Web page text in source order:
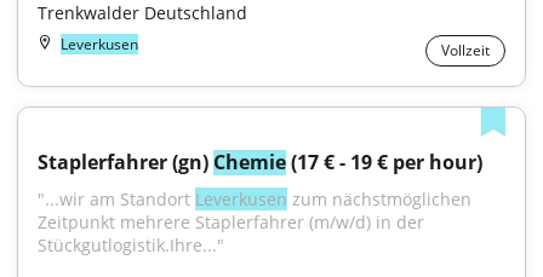
Trenkwalder Deutschland
Leverkusen Vollzeit
Staplerfahrer (gn) Chemie (17 € - 19 € per hour)
"...wir am Standort Leverkusen zum nächstmöglichen
Zeitpunkt mehrere Staplerfahrer (m/w/d) in der
Stückgutlogistik.Ihre..."